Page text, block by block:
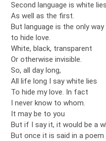
Second language is white
As well as the first.
But language is the only way
to hide love.
White, black, transparent
Or otherwise invisible.
So, all day long,
All life long I say white lies
To hide my love. In fact
I never know to whom.
It may be to you
But if I say it, it would be a
But once it is said in a poem